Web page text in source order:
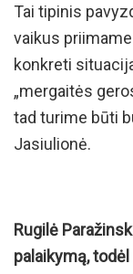
Tai tipinis
vaikus
konkreti
„mergaitės
tad turime būti
Jasiulionė.
Rugilė
palaikymą,